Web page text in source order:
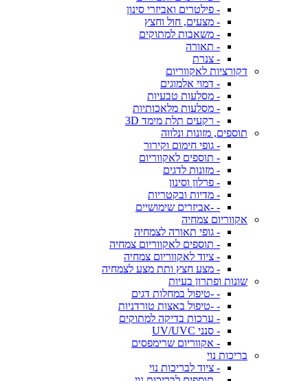
- פילטרים ואביזרי סינון
- מצעים, חול וחצץ
- משאבות למתוקים
- תאורה
- צנרת
דקורציות לאקווריום
- דמוי אלמוגים
- מסלעות טבעיות
- מסלעות מלאכותיות
- רקעים תלת מימד 3D
תוספים, מזונות ונלווה
- גופי חימום וקירור
- תוספים לאקווריום
- מזונות לדגים
- פרלון וסינון
- מדיות ובקטריות
- -אביזרים שימושיים
אקווריום צמחיה
- גופי תאורה לצמחיה
- תוספים לאקווריום צמחיה
- ציוד לאקווריום צמחיה
- מצע חצץ ותת מצע לצמחיה
שונות ופתרון בעיות
- -טיפול במחלות דגים
- -טיפול באצות טורדניות
- ערכות בדיקה למתוקים
- סנני UV/UVC
- אקווריום שרימפסים
בריכות נוי
- ציוד לבריכות נוי